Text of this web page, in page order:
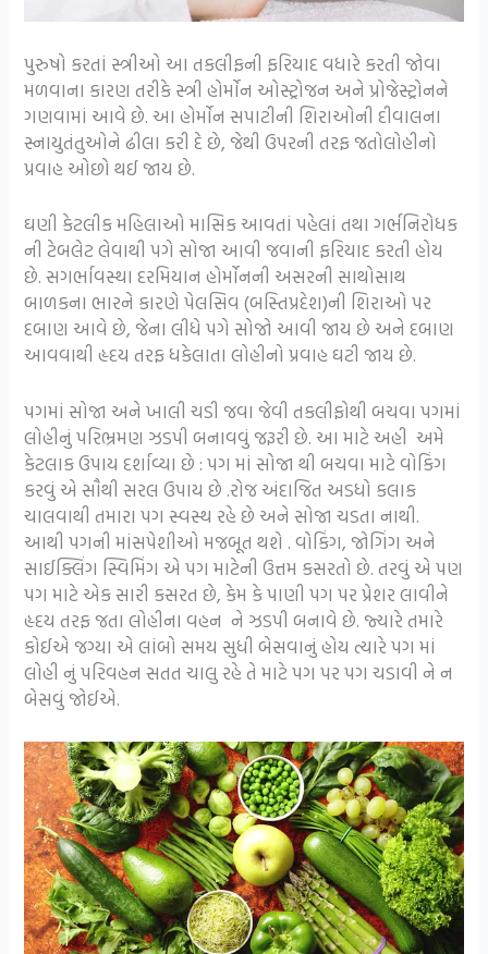
પુરુષો કરતાં સ્ત્રીઓ આ તકલીફની ફરિયાદ વધારે કરતી જોવા
મળવાના કારણ તરીકે સ્ત્રી હોર્મોન ઓસ્ટ્રોજન અને પ્રોજેસ્ટ્રોનને
ગણવામાં આવે છે. આ હોર્મોન સપાટીની શિરાઓની દીવાલના
સ્નાયુતંતુઓને ઢીલા કરી દે છે, જેથી ઉપરની તરફ જતોલોહીનો
પ્રવાહ ઓછો થઈ જાય છે.
ઘણી કેટલીક મહિલાઓ માસિક આવતાં પહેલાં તથા ગર્ભનિરોધક
ની ટેબલેટ લેવાથી પગે સોજા આવી જવાની ફરિયાદ કરતી હોય
છે. સગર્ભાવસ્થા દરમિયાન હોર્મોનની અસરની સાથોસાથ
બાળકના ભારને કારણે પેલસિવ (બસ્તિપ્રદેશ)ની શિરાઓ પર
દબાણ આવે છે, જેના લીધે પગે સોજો આવી જાય છે અને દબાણ
આવવાથી હૃદય તરફ ધકેલાતા લોહીનો પ્રવાહ ઘટી જાય છે.
પગમાં સોજા અને ખાલી ચડી જવા જેવી તકલીફોથી બચવા પગમાં
લોહીનું પરિભ્રમણ ઝડપી બનાવવું જરૂરી છે. આ માટે અહી અમે
કેટલાક ઉપાય દર્શાવ્યા છે : પગ માં સોજા થી બચવા માટે વોકિંગ
કરવું એ સૌથી સરલ ઉપાય છે .રોજ અંદાજિત અડધો કલાક
ચાલવાથી તમારા પગ સ્વસ્થ રહે છે અને સોજા ચડતા નાથી.
આથી પગની માંસપેશીઓ મજબૂત થશે . વોકિંગ, જોગિંગ અને
સાઈક્લિંગ સ્વિમિંગ એ પગ માટેની ઉત્તમ કસરતો છે. તરવું એ પણ
પગ માટે એક સારી કસરત છે, કેમ કે પાણી પગ પર પ્રેશર લાવીને
હૃદય તરફ જતા લોહીના વહન ને ઝડપી બનાવે છે. જ્યારે તમારે
કોઈએ જગ્યા એ લાંબો સમય સુધી બેસવાનું હોય ત્યારે પગ માં
લોહી નું પરિવહન સતત ચાલુ રહે તે માટે પગ પર પગ ચડાવી ને ન
બેસવું જોઈએ.